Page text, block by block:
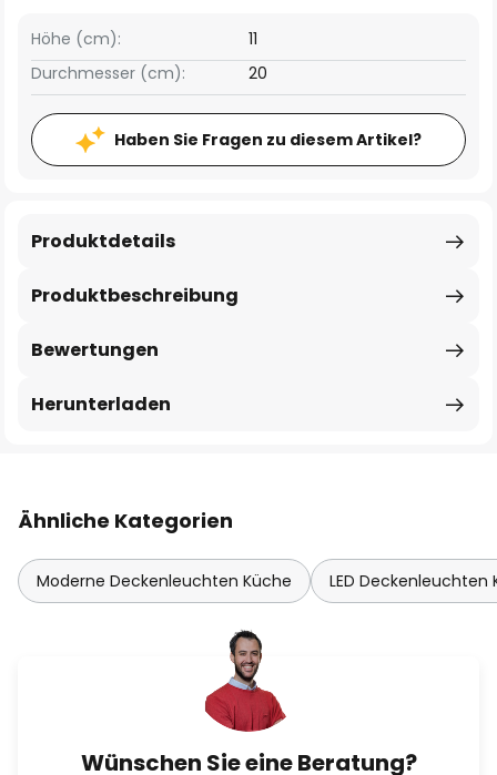
Höhe (cm):
11
Durchmesser (cm):
20
Haben Sie Fragen zu diesem Artikel?
Produktbeschreibung
Produktdetails
Bewertungen
Herunterladen
Ähnliche Kategorien
Moderne Deckenleuchten Küche LED Deckenleuchten
Wünschen Sie eine Beratung?